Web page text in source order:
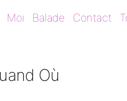
Moi Balade Contact
Où